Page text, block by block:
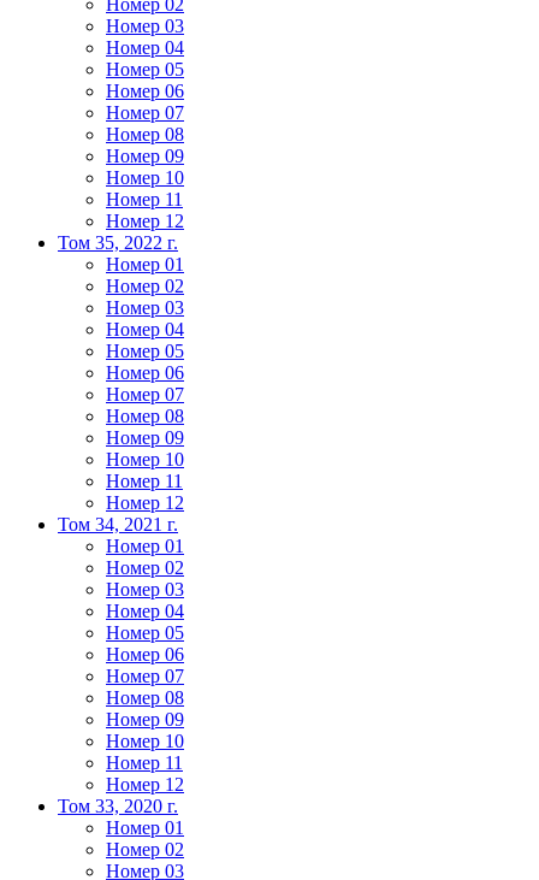
Номер 02
Номер 03
Номер 04
Номер 05
Номер 06
Номер 07
Номер 08
Номер 09
Номер 10
Номер 11
Номер 12
Том 35, 2022 г.
Номер 01
Номер 02
Номер 03
Номер 04
Номер 05
Номер 06
Номер 07
Номер 08
Номер 09
Номер 10
Номер 11
Номер 12
Том 34, 2021 г.
Номер 01
Номер 02
Номер 03
Номер 04
Номер 05
Номер 06
Номер 07
Номер 08
Номер 09
Номер 10
Номер 11
Номер 12
Том 33, 2020 г.
Номер 01
Номер 02
Номер 03